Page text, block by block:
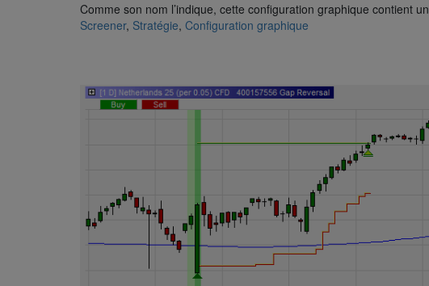
Comme son nom l’indique, cette configuration graphique contient
Screener, Stratégie, Configuration graphique